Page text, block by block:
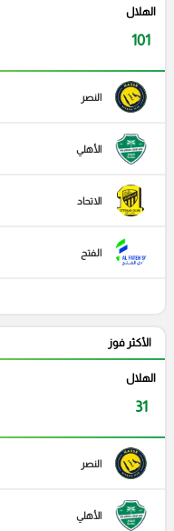
الهلال
101
النصر
الأهلي
الاتحاد
الفتح
الأكثر فوز
الهلال
31
النصر
الأهلي